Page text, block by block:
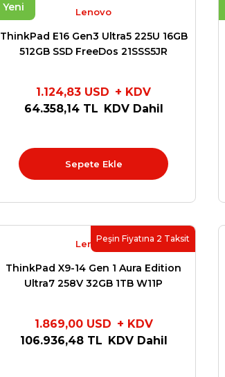
Yeni Lenovo
ThinkPad E16 Gen3 Ultra5 225U 16GB
512GB SSD FreeDos 21SSS5JR
1.124,83 USD + KDV
64.358,14 TL KDV Dahil
Sepete Ekle
Peşin Fiyatına 2 Taksit
Lenovo
ThinkPad X9-14 Gen 1 Aura Edition
Ultra7 258V 32GB 1TB W11P
1.869,00 USD + KDV
106.936,48 TL KDV Dahil